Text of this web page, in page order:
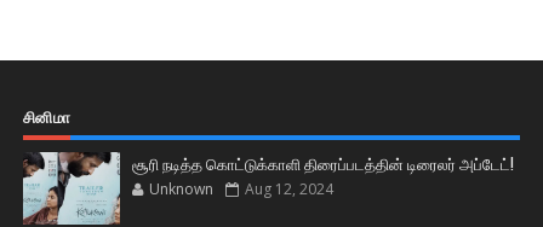
சினிமா
சூரி நடித்த கொட்டுக்காளி திரைப்படத்தின் டிரைலர் அப்டேட்!
Unknown Aug 12, 2024